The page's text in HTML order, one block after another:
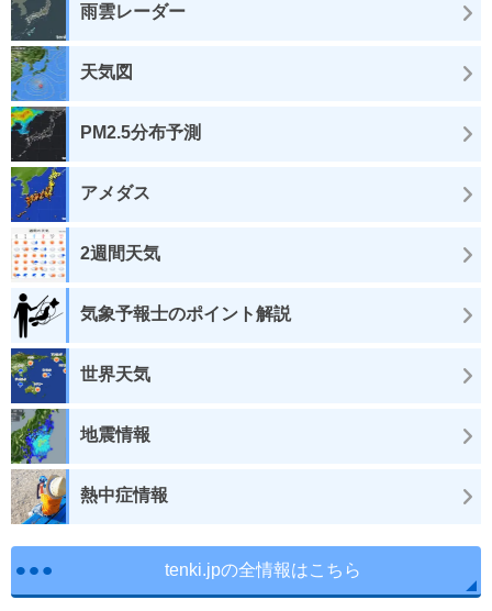
雨雲レーダー
天気図
PM2.5分布予測
アメダス
2週間天気
気象予報士のポイント解説
世界天気
地震情報
熱中症情報
tenki.jpの全情報はこちら